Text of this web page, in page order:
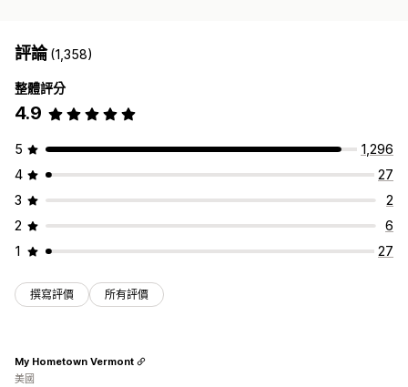
評論(1,358)
整體評分
4.9
5
1,296
4
27
3
2
2
6
1
27
撰寫評價 所有評價
My Hometown Vermont
美國